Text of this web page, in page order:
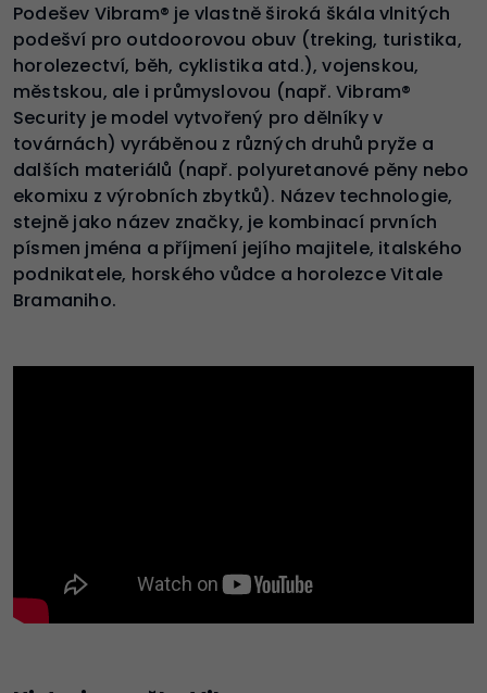
Podešev Vibram® je vlastně široká škála vlnitých
podešví pro outdoorovou obuv (treking, turistika,
horolezectví, běh, cyklistika atd.), vojenskou,
městskou, ale i průmyslovou (např. Vibram®
Security je model vytvořený pro dělníky v
továrnách) vyráběnou z různých druhů pryže a
dalších materiálů (např. polyuretanové pěny nebo
ekomixu z výrobních zbytků). Název technologie,
stejně jako název značky, je kombinací prvních
písmen jména a příjmení jejího majitele, italského
podnikatele, horského vůdce a horolezce Vitale
Bramaniho.